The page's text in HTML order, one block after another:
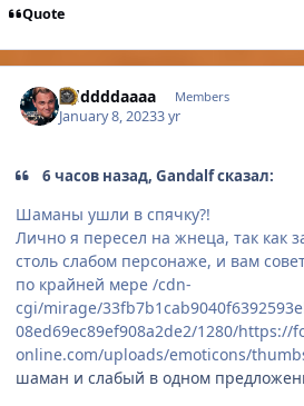
Quote
Adddddaaaa Members
January 8, 20233 yr
6 часов назад, Gandalf сказал:
Шаманы ушли в спячку?!
Лично я пересел на жнеца, так как
столь слабом персонаже, и вам
по крайней мере /cdn-
cgi/mirage/
08ed69ec89ef908a2de2/1280/https://
online.com/uploads/emoticons/
шаман и слабый в одном